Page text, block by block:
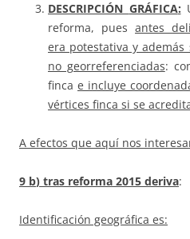
DESCRIPCIÓN GRÁFICA:
reforma, pues antes
era potestativa y
no georreferenciadas:
finca e incluye
vértices finca si se
A efectos que aquí nos
9 b) tras reforma 2015 deriva:
Identificación geográfica es: